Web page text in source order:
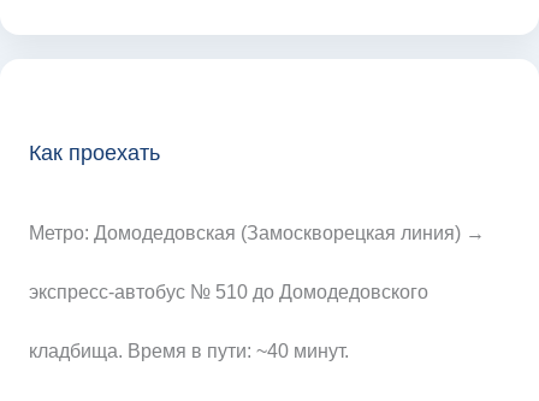
Как проехать
Метро: Домодедовская (Замоскворецкая линия) →
экспресс-автобус № 510 до Домодедовского
кладбища. Время в пути: ~40 минут.